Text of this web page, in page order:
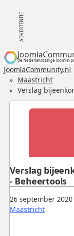
de Nederlandstalige Joomla!-
JoomlaCommunity.nl
Maastricht
Verslag
Gepubliceerd:
26 september 2020.
Maastricht.
Verslag
- Beheertools